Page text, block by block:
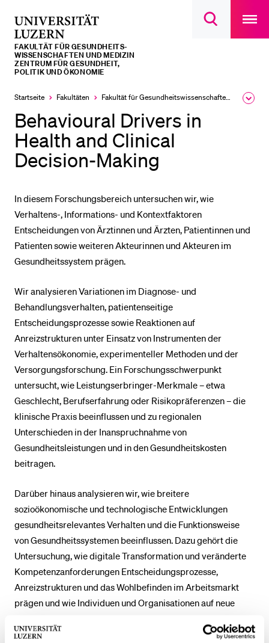
Suchdialog
main
FAKULTÄT FÜR GESUNDHEITS­­
WISSENSCHAFTEN UND MEDIZIN
ZENTRUM FÜR GESUNDHEIT,
POLITIK UND ÖKONOMIE
Startseite Fakultäten Fakultät für Gesundheits­­wissenschaften und Medizin
Behavioural Drivers in
Health and Clinical
Decision-Making
In diesem Forschungsbereich untersuchen wir, wie
Verhaltens-, Informations- und Kontextfaktoren
Entscheidungen von Ärztinnen und Ärzten, Patientinnen und
Patienten sowie weiteren Akteurinnen und Akteuren im
Gesundheitssystem prägen.
Wir analysieren Variationen im Diagnose- und
Behandlungsverhalten, patientenseitige
Entscheidungsprozesse sowie Reaktionen auf
Anreizstrukturen unter Einsatz von Instrumenten der
Verhaltensökonomie, experimenteller Methoden und der
Versorgungsforschung. Ein Forschungsschwerpunkt
untersucht, wie Leistungserbringer-Merkmale – etwa
Geschlecht, Berufserfahrung oder Risikopräferenzen – die
klinische Praxis beeinflussen und zu regionalen
Unterschieden in der Inanspruchnahme von
Gesundheitsleistungen und in den Gesundheitskosten
beitragen.
Darüber hinaus analysieren wir, wie breitere
sozioökonomische und technologische Entwicklungen
gesundheitsrelevantes Verhalten und die Funktionsweise
von Gesundheitssystemen beeinflussen. Dazu gehört die
Untersuchung, wie digitale Transformation und veränderte
Kompetenzanforderungen Entscheidungsprozesse,
Anreizstrukturen und das Wohlbefinden im Arbeitsmarkt
prägen und wie Individuen und Organisationen auf neue
Erkenntnisse zu den Verhaltensmechanismen, die der
LETZTE SUCHEN
Sie haben noch keine Suche getätigt.
Schulklassen und Lehrpersonen
Studien­interessierte
Studierende
Forschende
Alumni
Stellensuchende
Förderer
Medien
BELIEBTE INHALTE
Vorlesungsverzeichnis
Sportangebot
Menuplan Mensa
Anmeldung und Zulassung